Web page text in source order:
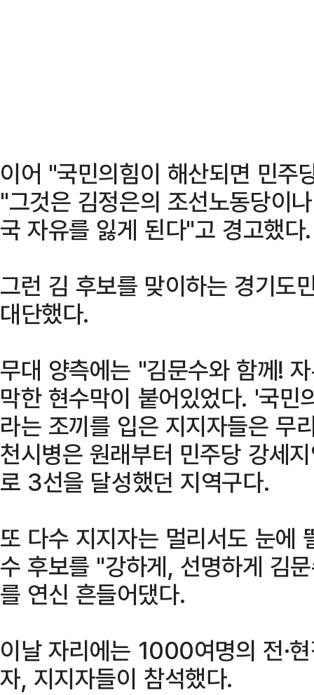
이어 "국민의힘이 해산되면 민주
"그것은 김정은의 조선노동당이
국 자유를 잃게 된다"고 경고했다.
그런 김 후보를 맞이하는 경기도
대단했다.
무대 양측에는 "김문수와 함께!
막한 현수막이 붙어있었다. '국민
라는 조끼를 입은 지지자들은 무
천시병은 원래부터 민주당 강세
로 3선을 달성했던 지역구다.
또 다수 지지자는 멀리서도 눈에
수 후보를 "강하게, 선명하게 김
를 연신 흔들어댔다.
이날 자리에는 1000여명의 전·
자, 지지자들이 참석했다.